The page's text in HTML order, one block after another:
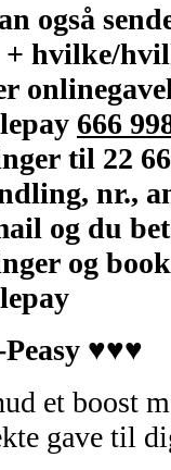
også
hvilke/
666
til 22
nr.,
og du
og
♥♥♥
et boost
gave til